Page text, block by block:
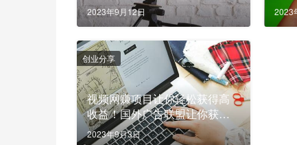
2023年9月12日 2023
视频网赚项目让你轻松获得高
收益！国外广告联盟让你获得
更多收入！
2023年9月3日
创业分享